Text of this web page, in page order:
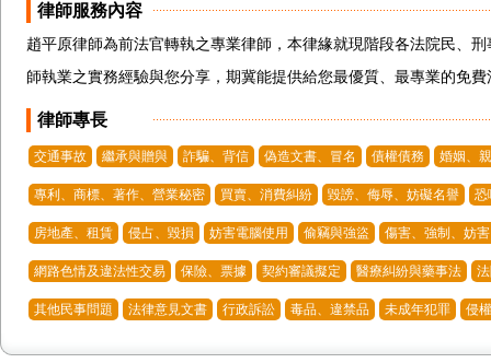
律師服務內容
趙平原律師為前法官轉執之專業律師，本律緣就現階段各法院民、
師執業之實務經驗與您分享，期冀能提供給您最優質、最專業的免
律師專長
交通事故 繼承與贈與 詐騙、背信 偽造文書、冒名 債權債務 婚姻、
專利、商標、著作、營業秘密 買賣、消費糾紛 毀謗、侮辱、妨礙名譽 恐
房地產、租賃 侵占、毀損 妨害電腦使用 偷竊與強盜 傷害、強制、妨
網路色情及違法性交易 保險、票據 契約審議擬定 醫療糾紛與藥事法
其他民事問題 法律意見文書 行政訴訟 毒品、違禁品 未成年犯罪 侵